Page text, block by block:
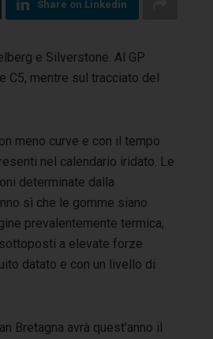
Share on Linkedin
e Silverstone. Al GP
C5, mentre sul tracciato del
meno curve e con il tempo
nel calendario iridato. Le
determinate dalla
sì che le gomme siano
prevalentemente termica,
a elevate forze
datato e con un livello di
Bretagna avrà quest’anno il